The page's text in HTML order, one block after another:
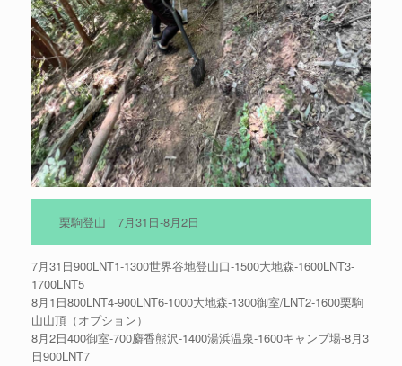
栗駒登山 7月31日-8月2日
7月31日900LNT1-1300世界谷地登山口-1500大地森-1600LNT3-
1700LNT5
8月1日800LNT4-900LNT6-1000大地森-1300御室/LNT2-1600栗駒
山山頂（オプション）
8月2日400御室-700麝香熊沢-1400湯浜温泉-1600キャンプ場-8月3
日900LNT7